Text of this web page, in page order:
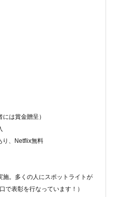
は賞金贈呈）
り、Netflix無料
。多くの人にスポットライトが
で表彰を行なっています！）